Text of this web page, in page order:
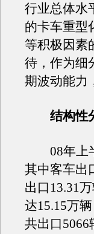
行业总体水
的卡车重型
等积极因素
待，作为细
期波动能力
结构性
08年上半
其中客车出
出口13.31
达15.15万
共出口5066